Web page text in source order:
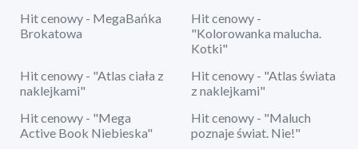
Hit cenowy - MegaBańka
Brokatowa
Hit cenowy -
"Kolorowanka malucha.
Kotki"
Hit cenowy - "Atlas ciała z
naklejkami"
Hit cenowy - "Atlas świata
z naklejkami"
Hit cenowy - "Mega
Active Book Niebieska"
Hit cenowy - "Maluch
poznaje świat. Nie!"